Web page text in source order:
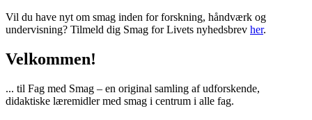
Vil du have nyt om smag inden for forskning, håndværk og
undervisning? Tilmeld dig Smag for Livets nyhedsbrev her.
Velkommen!
... til Fag med Smag – en original samling af udforskende,
didaktiske læremidler med smag i centrum i alle fag.